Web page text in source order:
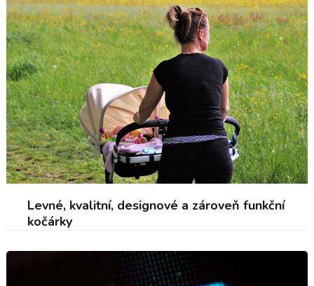
Levné, kvalitní, designové a zároveň funkční
kočárky